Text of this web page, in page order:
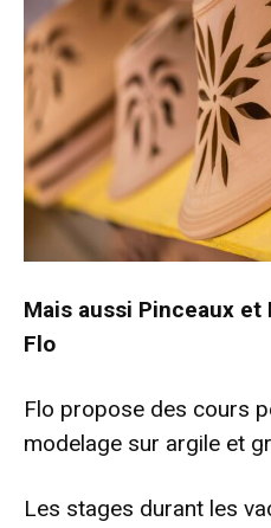
Mais aussi Pinceaux et
Flo
Flo propose des cours
modelage sur argile et
Les stages durant les